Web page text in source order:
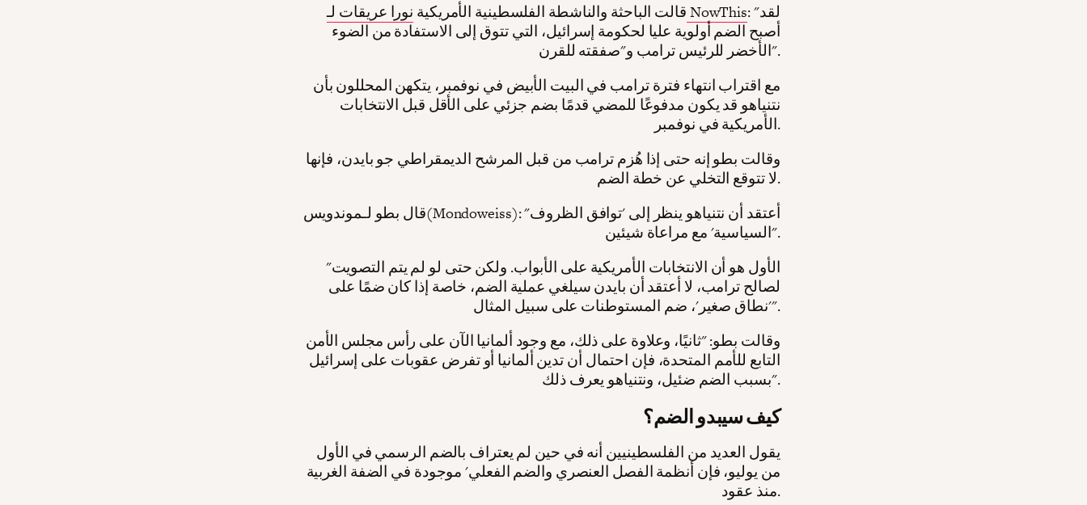
قالت الباحثة والناشطة الفلسطينية الأمريكية نورا عريقات لـ NowThis: "لقد
أصبح الضم أولوية عليا لحكومة إسرائيل، التي تتوق إلى الاستفادة من الضوء
الأخضر للرئيس ترامب و"صفقته للقرن".
مع اقتراب انتهاء فترة ترامب في البيت الأبيض في نوفمبر، يتكهن المحللون بأن
نتنياهو قد يكون مدفوعًا للمضي قدمًا بضم جزئي على الأقل قبل الانتخابات
الأمريكية في نوفمبر.
وقالت بطو إنه حتى إذا هُزم ترامب من قبل المرشح الديمقراطي جو بايدن، فإنها
لا تتوقع التخلي عن خطة الضم.
قال بطو لـموندويس(Mondoweiss): "أعتقد أن نتنياهو ينظر إلى 'توافق الظروف
السياسية' مع مراعاة شيئين".
"الأول هو أن الانتخابات الأمريكية على الأبواب. ولكن حتى لو لم يتم التصويت
لصالح ترامب، لا أعتقد أن بايدن سيلغي عملية الضم، خاصة إذا كان ضمًا على
'نطاق صغير'، ضم المستوطنات على سبيل المثال".
وقالت بطو: "ثانيًا، وعلاوة على ذلك، مع وجود ألمانيا الآن على رأس مجلس الأمن
التابع للأمم المتحدة، فإن احتمال أن تدين ألمانيا أو تفرض عقوبات على إسرائيل
بسبب الضم ضئيل، ونتنياهو يعرف ذلك".
كيف سيبدو الضم؟
يقول العديد من الفلسطينيين أنه في حين لم يعتراف بالضم الرسمي في الأول
من يوليو، فإن أنظمة الفصل العنصري والضم الفعلي' موجودة في الضفة الغربية
منذ عقود.